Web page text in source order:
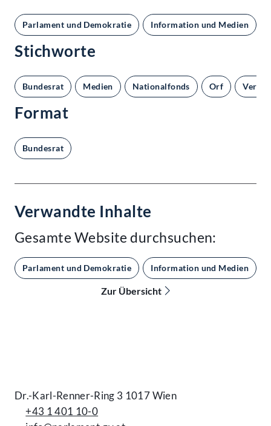
Parlament und Demokratie Information und Medien
Stichworte
Bundesrat Medien Nationalfonds Orf
Format
Bundesrat
Verwandte Inhalte
Gesamte Website durchsuchen:
Parlament und Demokratie Information und Medien
Zur Übersicht
Dr.-Karl-Renner-Ring 3 1017 Wien
+43 1 401 10-0